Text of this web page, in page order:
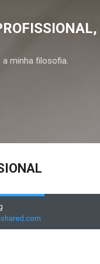
minha filosofia.